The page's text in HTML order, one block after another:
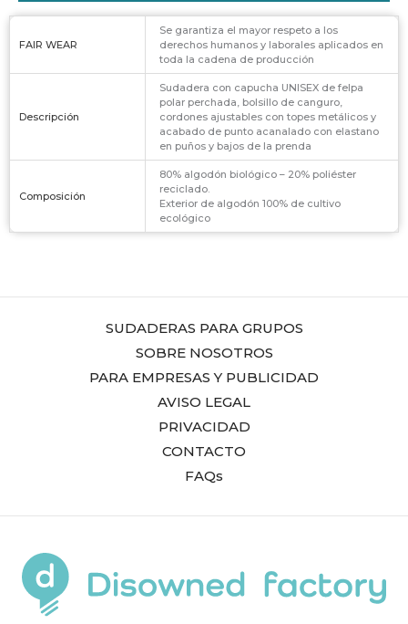
FAIR WEAR
Se garantiza el mayor respeto a los
derechos humanos y laborales aplicados en
toda la cadena de producción
Descripción
Sudadera con capucha UNISEX de felpa
polar perchada, bolsillo de canguro,
cordones ajustables con topes metálicos y
acabado de punto acanalado con elastano
en puños y bajos de la prenda
Composición
80% algodón biológico – 20% poliéster
reciclado.
Exterior de algodón 100% de cultivo
ecológico
SUDADERAS PARA GRUPOS
SOBRE NOSOTROS
PARA EMPRESAS Y PUBLICIDAD
AVISO LEGAL
PRIVACIDAD
CONTACTO
FAQs